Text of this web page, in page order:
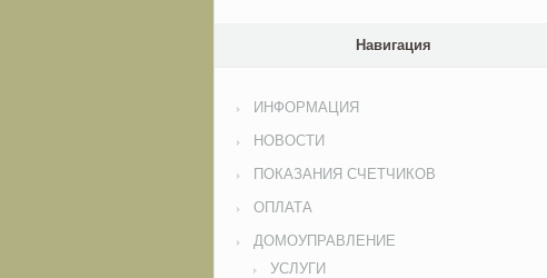
Навигация
ИНФОРМАЦИЯ
НОВОСТИ
ПОКАЗАНИЯ СЧЕТЧИКОВ
ОПЛАТА
ДОМОУПРАВЛЕНИЕ
УСЛУГИ